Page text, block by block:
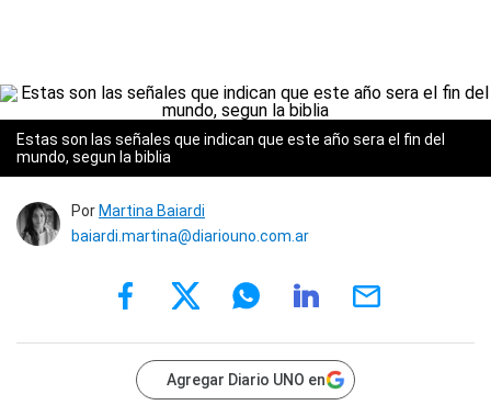
Estas son las señales que indican que este año sera el fin del
mundo, segun la biblia
Por Martina Baiardi
baiardi.martina@diariouno.com.ar
Agregar Diario UNO en